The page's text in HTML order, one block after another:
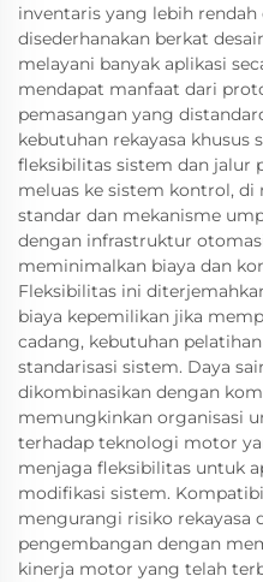
inventaris yang lebih rendah
disederhanakan berkat
melayani banyak aplikasi
mendapat manfaat dari
pemasangan yang
kebutuhan rekayasa
fleksibilitas sistem dan jalur
meluas ke sistem kontrol, di
standar dan mekanisme
dengan infrastruktur
meminimalkan biaya dan
Fleksibilitas ini
biaya kepemilikan jika
cadang, kebutuhan
standarisasi sistem. Daya
dikombinasikan dengan
memungkinkan organisasi
terhadap teknologi motor
menjaga fleksibilitas untuk
modifikasi sistem.
mengurangi risiko rekayasa
pengembangan dengan
kinerja motor yang telah